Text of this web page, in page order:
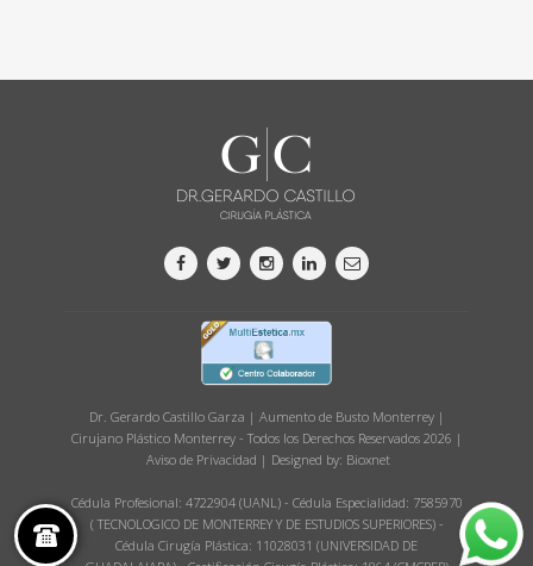
Dr. Gerardo Castillo Garza | Aumento de Busto Monterrey |
Cirujano Plástico Monterrey - Todos los Derechos Reservados 2026 |
Aviso de Privacidad | Designed by: Bioxnet
Cédula Profesional: 4722904 (UANL) - Cédula Especialidad: 7585970
( TECNOLOGICO DE MONTERREY Y DE ESTUDIOS SUPERIORES) -
Cédula Cirugía Plástica: 11028031 (UNIVERSIDAD DE